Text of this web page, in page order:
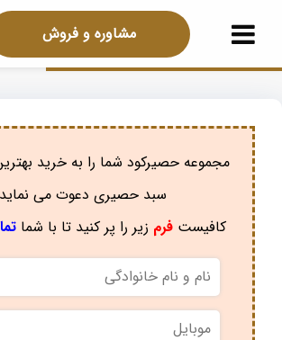
مشاوره و فروش
مجموعه حصیرکود شما را به خرید
سبد حصیری دعوت می
کافیستفرم زیر را پر کنید تا با شما
نام
و
نام
خانوادگی
موبایل